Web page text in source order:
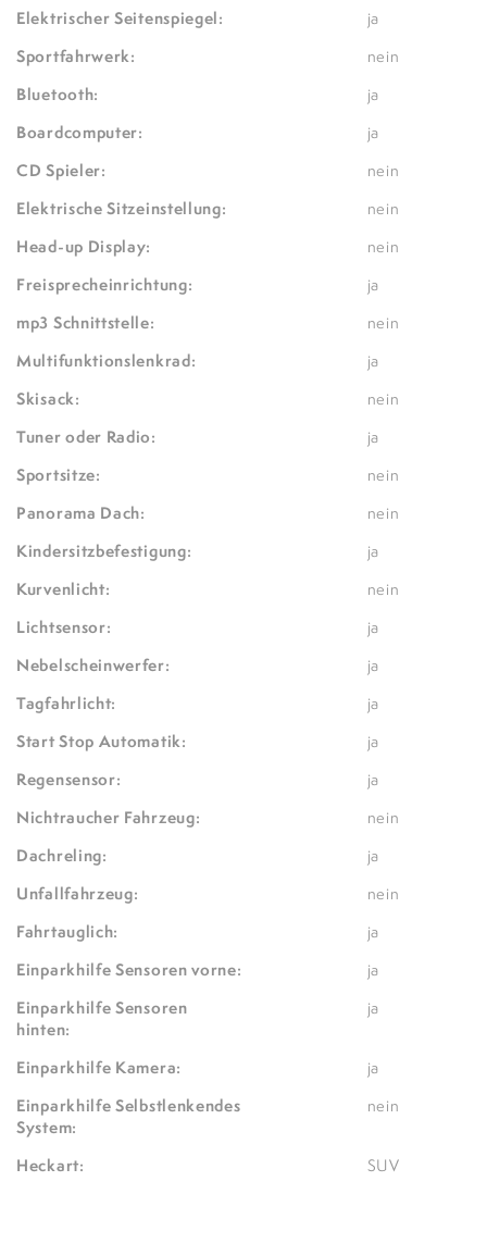
Elektrischer Seitenspiegel: ja
Sportfahrwerk: nein
Bluetooth: ja
Boardcomputer: ja
CD Spieler: nein
Elektrische Sitzeinstellung: nein
Head-up Display: nein
Freisprecheinrichtung: ja
mp3 Schnittstelle: nein
Multifunktionslenkrad: ja
Skisack: nein
Tuner oder Radio: ja
Sportsitze: nein
Panorama Dach: nein
Kindersitzbefestigung: ja
Kurvenlicht: nein
Lichtsensor: ja
Nebelscheinwerfer: ja
Tagfahrlicht: ja
Start Stop Automatik: ja
Regensensor: ja
Nichtraucher Fahrzeug: nein
Dachreling: ja
Unfallfahrzeug: nein
Fahrtauglich: ja
Einparkhilfe Sensoren vorne: ja
Einparkhilfe Sensoren
hinten:
ja
Einparkhilfe Kamera: ja
Einparkhilfe Selbstlenkendes
System:
nein
Heckart: SUV